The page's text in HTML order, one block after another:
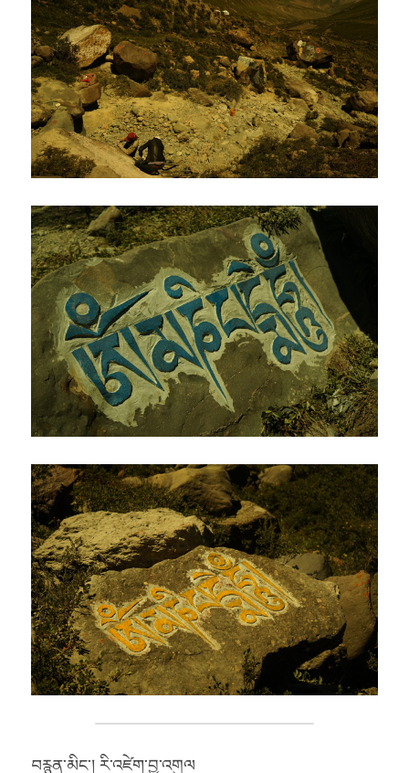
བརྙན་མིང་། རི་འཛེག་བྱ་འགུལ